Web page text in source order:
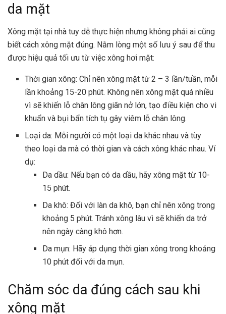
da mặt
Xông mặt tại nhà tuy dễ thực hiện nhưng không phải ai cũng
biết cách xông mặt đúng. Nằm lòng một số lưu ý sau để thu
được hiệu quả tối ưu từ việc xông hơi mặt:
Thời gian xông: Chỉ nên xông mặt từ 2 – 3 lần/tuần, mỗi
lần khoảng 15-20 phút. Không nên xông mặt quá nhiều
vì sẽ khiến lỗ chân lông giãn nở lớn, tạo điều kiện cho vi
khuẩn và bụi bẩn tích tụ gây viêm lỗ chân lông.
Loại da: Mỗi người có một loại da khác nhau và tùy
theo loại da mà có thời gian và cách xông khác nhau. Ví
dụ:
Da dầu: Nếu bạn có da dầu, hãy xông mặt từ 10-
15 phút.
Da khô: Đối với làn da khô, bạn chỉ nên xông trong
khoảng 5 phút. Tránh xông lâu vì sẽ khiến da trở
nên ngày càng khô hơn.
Da mụn: Hãy áp dụng thời gian xông trong khoảng
10 phút đối với da mụn.
Chăm sóc da đúng cách sau khi
xông mặt